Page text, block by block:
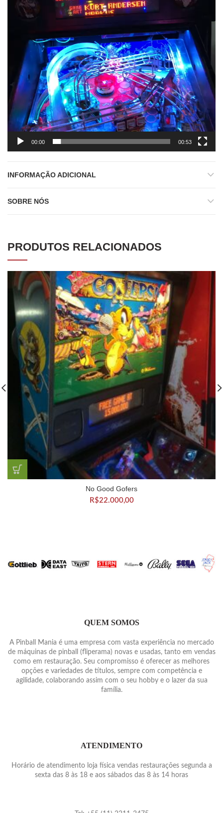
00:00 00:53
INFORMAÇÃO ADICIONAL
SOBRE NÓS
PRODUTOS RELACIONADOS
No Good Gofers
R$22.000,00
QUEM SOMOS
A Pinball Mania é uma empresa com vasta experiência no mercado
de máquinas de pinball (fliperama) novas e usadas, tanto em vendas
como em restauração. Seu compromisso é oferecer as melhores
opções e variedades de títulos, sempre com competência e
agilidade, colaborando assim com o seu hobby e o lazer da sua
família.
ATENDIMENTO
Horário de atendimento loja física vendas restaurações segunda a
sexta das 8 às 18 e aos sábados das 8 às 14 horas